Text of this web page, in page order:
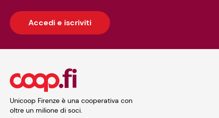
Accedi e iscriviti
Unicoop Firenze è una cooperativa con
oltre un milione di soci.